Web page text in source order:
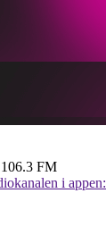
FM
i appen: